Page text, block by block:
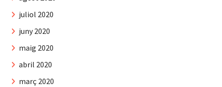
juliol 2020
juny 2020
maig 2020
abril 2020
març 2020